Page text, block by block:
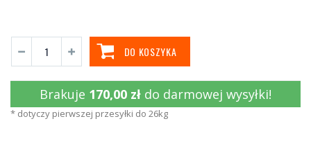
DO KOSZYKA
Brakuje 170,00 zł do darmowej wysyłki!
* dotyczy pierwszej przesyłki do 26kg